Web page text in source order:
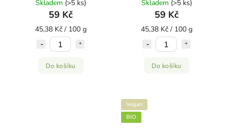
Skladem (>5 ks)
59 Kč
45,38 Kč / 100 g
Do košíku
Skladem (>5 ks)
59 Kč
45,38 Kč / 100 g
Do košíku
Vegan
BIO